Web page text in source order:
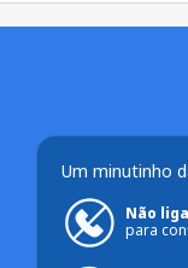
Um minutinho
Não
para